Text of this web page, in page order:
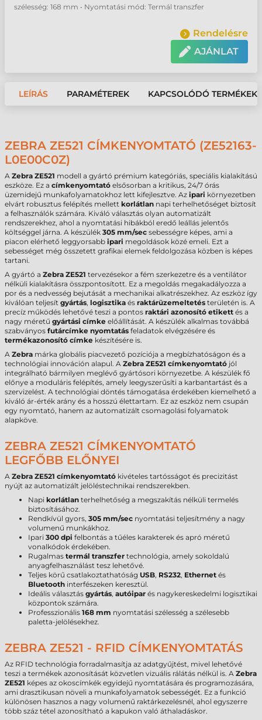
szélesség: 168 mm • Nyomtatási mód: Termál transzfer
Rendelésre
AJÁNLAT
LEÍRÁS PARAMÉTEREK KAPCSOLÓDÓ TERMÉKEK
ZEBRA ZE521 CÍMKENYOMTATÓ (ZE52163-
L0E00C0Z)
A Zebra ZE521 modell a gyártó prémium kategóriás, speciális kialakítású
eszköze. Ez a címkenyomtató elsősorban a kritikus, 24/7 órás
üzemidejű munkafolyamatokhoz lett kifejlesztve. Az ipari környezetben
elvárt robusztus felépítés mellett korlátlan napi terhelhetőséget biztosít
a felhasználók számára. Kiváló választás olyan automatizált
rendszerekhez, ahol a nyomtatási hibákból eredő leállás jelentős
költséggel járna. A készülék 305 mm/sec sebességre képes, ami a
piacon elérhető leggyorsabb ipari megoldások közé emeli. Ezt a
sebességet még összetett grafikai elemek feldolgozása közben is képes
tartani.
A gyártó a Zebra ZE521 tervezésekor a fém szerkezetre és a ventilátor
nélküli kialakításra összpontosított. Ez a megoldás megakadályozza a
por és a nedvesség bejutását a mechanikai alkatrészekhez. Az eszköz így
kiválóan teljesít gyártás, logisztika és raktárüzemeltetés területén is. A
precíz működés lehetővé teszi a pontos raktári azonosító etikett és a
nagy méretű gyártási címke előállítását. A készülék alkalmas továbbá
szabványos futárcímke nyomtatás feladatok elvégzésére és
termékazonosító címke készítésére is.
A Zebra márka globális piacvezető pozíciója a megbízhatóságon és a
technológiai innováción alapul. A Zebra ZE521 címkenyomtató jól
integrálható bármilyen meglévő gyártósori környezetbe. A készülék fő
előnye a moduláris felépítés, amely leegyszerűsíti a karbantartást és a
szervizelést. A technológiai döntés támogatása érdekében kiemelhető a
kiváló ár-érték arány és a hosszú élettartam. Ez az eszköz nem csupán
egy nyomtató, hanem az automatizált csomagolási folyamatok
alapköve.
ZEBRA ZE521 CÍMKENYOMTATÓ
LEGFŐBB ELŐNYEI
A Zebra ZE521 címkenyomtató kivételes tartósságot és precizitást
nyújt az automatizált jelöléstechnikai rendszerekben.
Napi korlátlan terhelhetőség a megszakítás nélküli termelés
biztosításához.
Rendkívül gyors, 305 mm/sec nyomtatási teljesítmény a nagy
volumenű munkákhoz.
Ipari 300 dpi felbontás a tűéles karakterek és apró méretű
vonalkódok érdekében.
Rugalmas termál transzfer technológia, amely sokoldalú
anyagfelhasználást tesz lehetővé.
Teljes körű csatlakoztathatóság USB, RS232, Ethernet és
Bluetooth interfészeken keresztül.
Ideális választás gyártás, autóipar és nagykereskedelmi logisztikai
központok számára.
Professzionális 168 mm nyomtatási szélesség a szélesebb
paletta-jelölésekhez.
ZEBRA ZE521 - RFID CÍMKENYOMTATÁS
Az RFID technológia forradalmasítja az adatgyűjtést, mivel lehetővé
teszi a termékek azonosítását közvetlen vizuális rálátás nélkül is. A Zebra
ZE521 képes az okoscímkék egyidejű nyomtatására és programozására,
ami drasztikusan növeli a munkafolyamatok sebességét. Ez a funkció
különösen hasznos a nagy volumenű raktárkezelésnél, ahol egyszerre
több száz tétel azonosítható a kapukon való áthaladáskor.